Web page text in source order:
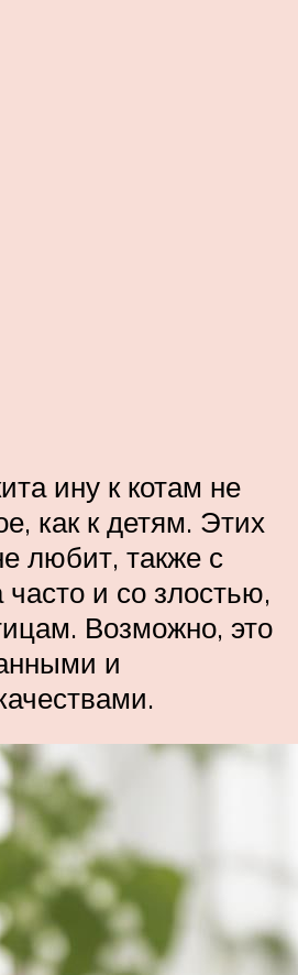
ину к котам не
как к детям. Этих
любит, также с
и со злостью,
Возможно, это
и